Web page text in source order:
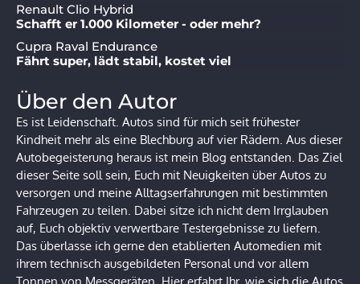
Renault Clio Hybrid
Schafft er 1.000 Kilometer - oder mehr?
Cupra Raval Endurance
Fährt super, lädt stabil, kostet viel
Über den Autor
Es ist Leidenschaft. Autos sind für mich seit frühester
Kindheit mehr als eine Blechburg auf vier Rädern. Aus dieser
Autobegeisterung heraus ist mein Blog entstanden. Das Ziel
dieser Seite soll sein, Euch mit Neuigkeiten über Autos zu
versorgen und meine Alltagserfahrungen mit bestimmten
Fahrzeugen zu teilen. Dabei sitze ich nicht dem Irrglauben
auf, Euch objektiv verwertbare Testergebnisse zu liefern.
Das überlasse ich gerne den etablierten Automedien mit
ihrem technisch ausgebildeten Personal und vor allem